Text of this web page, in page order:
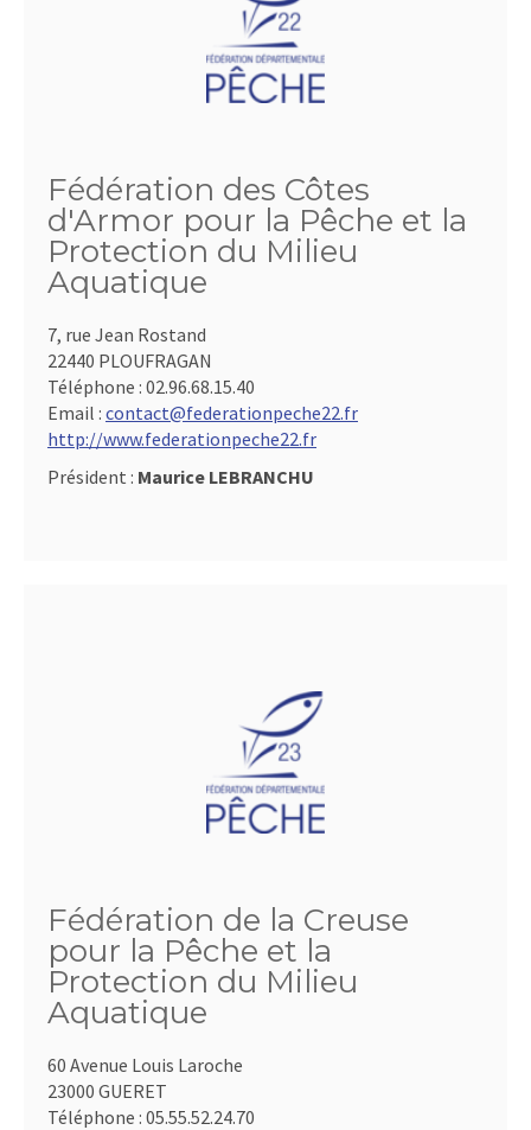
Fédération des Côtes
d'Armor pour la Pêche et la
Protection du Milieu
Aquatique
7, rue Jean Rostand
22440 PLOUFRAGAN
Téléphone : 02.96.68.15.40
Email : contact@federationpeche22.fr
http://www.federationpeche22.fr
Président : Maurice LEBRANCHU
Fédération de la Creuse
pour la Pêche et la
Protection du Milieu
Aquatique
60 Avenue Louis Laroche
23000 GUERET
Téléphone : 05.55.52.24.70